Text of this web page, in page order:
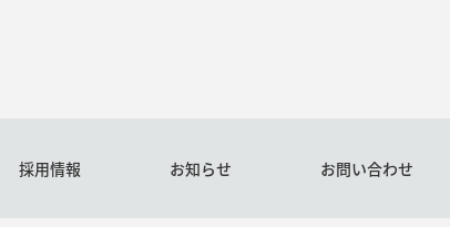
採用情報 お知らせ お問い合わせ